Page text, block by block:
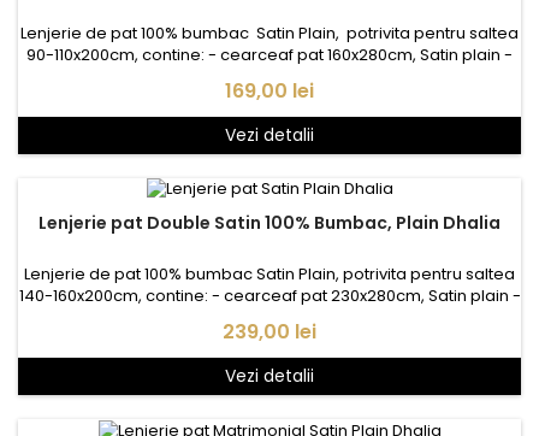
Lenjerie de pat 100% bumbac Satin Plain, potrivita pentru saltea
90-110x200cm, contine: - cearceaf pat 160x280cm, Satin plain -
husa pilota 1* 150x210cm, Satin Satin plain - fata perna 1*
50x70cm, Satin plain
Pret
169,00 lei
Vezi detalii
Lenjerie pat Double Satin 100% Bumbac, Plain Dhalia
Lenjerie de pat 100% bumbac Satin Plain, potrivita pentru saltea
140-160x200cm, contine: - cearceaf pat 230x280cm, Satin plain -
husa pilota 1* 180x210cm, Satin Satin plain - fata perna 2*
50x70cm, Satin plain
Pret
239,00 lei
Vezi detalii